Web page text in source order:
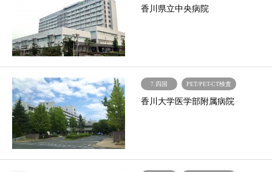
香川県立中央病院
7.四国 PET/PET-CT検査
香川大学医学部附属病院